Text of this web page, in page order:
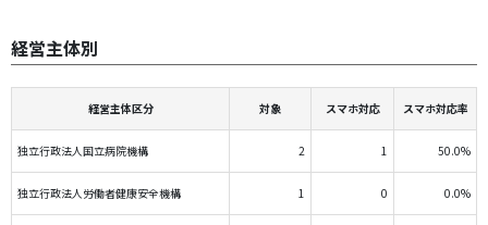
経営主体別
経営主体区分 対象 スマホ対応 スマホ対応率
独立行政法人国立病院機構 2 1 50.0%
独立行政法人労働者健康安全機構 1 0 0.0%